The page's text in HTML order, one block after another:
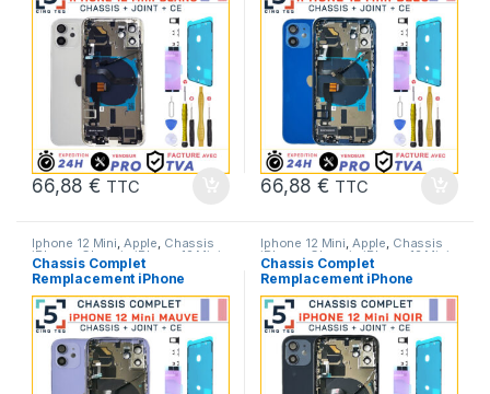
66,88€ TTC 66,88€ TTC
Iphone 12 Mini, Apple, Chassis
iPhone, Chassis iPhone 12 Mini
Pieces Portable
Chassis Complet
Remplacement iPhone
12 Mini Mauve Violet
+Joint +NFC +Kit
Iphone 12 Mini, Apple, Chassis
iPhone, Chassis iPhone 12 Mini
Pieces Portable
Chassis Complet
Remplacement iPhone
12 Mini Noir +Joint +NFC
+Kit